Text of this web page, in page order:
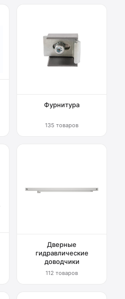
Фурнитура
135 товаров
Дверные
гидравлические
доводчики
112 товаров